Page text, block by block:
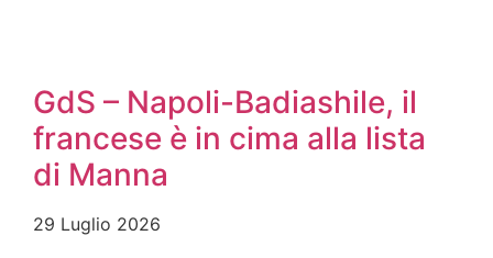
GdS – Napoli-Badiashile, il
francese è in cima alla lista
di Manna
29 Luglio 2026